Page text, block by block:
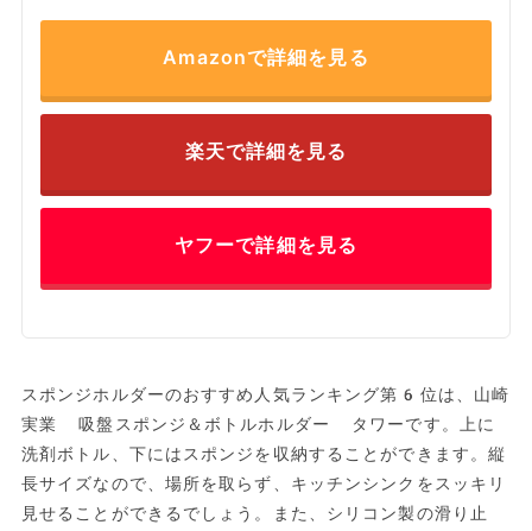
Amazonで詳細を見る
楽天で詳細を見る
ヤフーで詳細を見る
スポンジホルダーのおすすめ人気ランキング第6位は、山崎
実業 吸盤スポンジ＆ボトルホルダー タワーです。上に
洗剤ボトル、下にはスポンジを収納することができます。縦
長サイズなので、場所を取らず、キッチンシンクをスッキリ
見せることができるでしょう。また、シリコン製の滑り止